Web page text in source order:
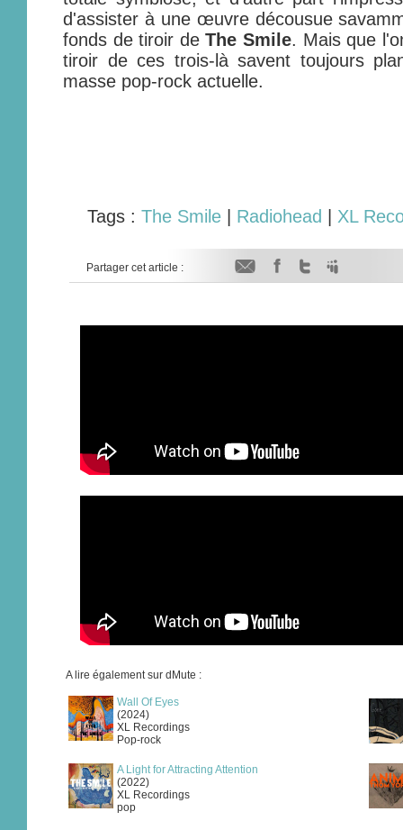
d'assister à une œuvre décousue
fonds de tiroir deThe Smile. Mais que
tiroir de ces trois-là savent toujours
masse pop-rock actuelle.
Tags : The Smile| Radiohead XL
Partager cet article :
A lire également sur dMute :
Wall Of Eyes
(2024)
XL Recordings
Pop-rock
A Light for Attracting Attention
(2022)
XL Recordings
pop